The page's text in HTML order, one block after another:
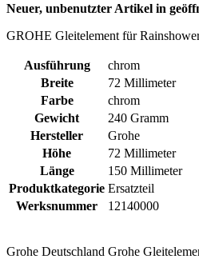
Neuer, unbenutzter Artikel in
GROHE Gleitelement für
Ausführung
chrom
Breite
72 Millimeter
Farbe
chrom
Gewicht
240 Gramm
Hersteller
Grohe
Höhe
72 Millimeter
Länge
150 Millimeter
Produktkategorie Ersatzteil
Werksnummer
12140000
Grohe Deutschland Grohe